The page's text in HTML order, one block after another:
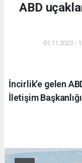
ABD
01.11.2023 -
İncirlik’e gelen
İletişim